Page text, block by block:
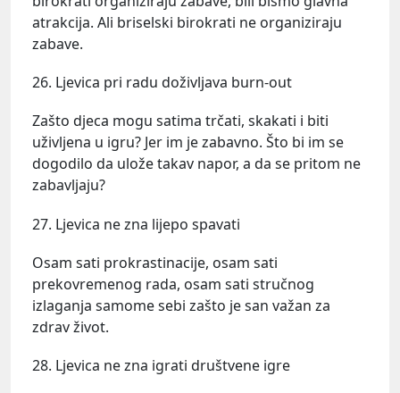
atrakcija. Ali briselski birokrati ne organiziraju
zabave.
26. Ljevica pri radu doživljava burn-out
Zašto djeca mogu satima trčati, skakati i biti
uživljena u igru? Jer im je zabavno. Što bi im se
dogodilo da ulože takav napor, a da se pritom ne
zabavljaju?
27. Ljevica ne zna lijepo spavati
Osam sati prokrastinacije, osam sati
prekovremenog rada, osam sati stručnog
izlaganja samome sebi zašto je san važan za
zdrav život.
28. Ljevica ne zna igrati društvene igre